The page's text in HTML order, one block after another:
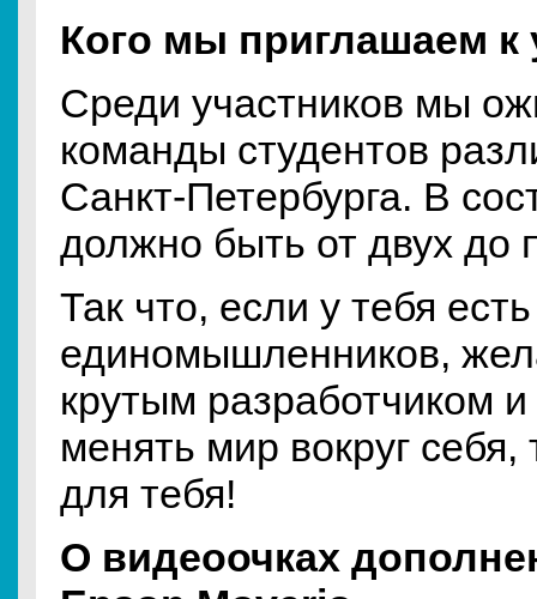
Кого мы приглашаем к
Среди участников мы
команды студентов
Санкт-Петербурга. В
должно быть от двух до
Так что, если у тебя
единомышленников,
крутым разработчиком
менять мир вокруг себя,
для тебя!
О видеоочках